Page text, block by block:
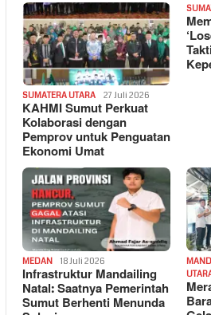
SUMATERA UTARA 27 Juli 2026
KAHMI Sumut Perkuat
Kolaborasi dengan
Pemprov untuk Penguatan
Ekonomi Umat
MEDAN 18 Juli 2026
Infrastruktur Mandailing
Natal: Saatnya Pemerintah
Sumut Berhenti Menunda